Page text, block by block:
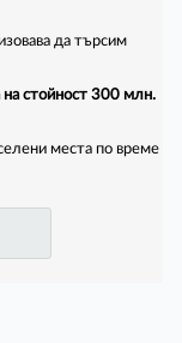
да търсим
стойност 300 млн.
места по време